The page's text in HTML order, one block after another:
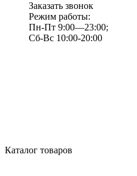
Заказать звонок
Режим работы:
Пн-Пт 9:00—23:00;
Сб-Вс 10:00-20:00
Каталог товаров